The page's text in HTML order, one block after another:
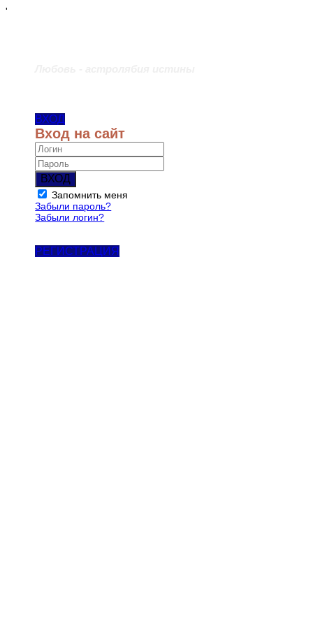
'
ВХОД
Вход на сайт
ВХОД
Запомнить меня
Забыли пароль?
Забыли логин?
РЕГИСТРАЦИЯ